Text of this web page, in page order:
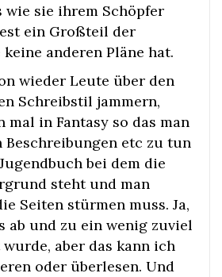
sie ihrem Schöpfer
ein Großteil der
anderen Pläne hat.
wieder Leute über den
Schreibstil jammern,
mal in Fantasy so das man
Beschreibungen etc zu tun
bei dem die
steht und man
Seiten stürmen muss. Ja,
ab und zu ein wenig zuviel
aber das kann ich
oder überlesen. Und